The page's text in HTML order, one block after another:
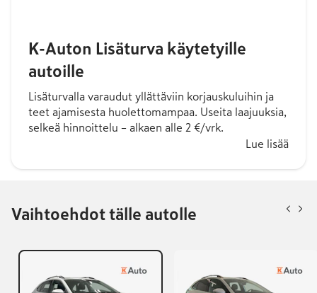
K-Auton Lisäturva käytetyille
autoille
Lisäturvalla varaudut yllättäviin korjauskuluihin ja
teet ajamisesta huolettomampaa. Useita laajuuksia,
selkeä hinnoittelu – alkaen alle 2 €/vrk.
Lue lisää
Vaihtoehdot tälle autolle